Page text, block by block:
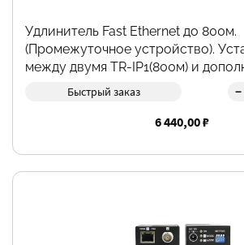
Удлинитель Fast Ethernet до 800м.
(Промежуточное устройство).
между двумя TR-IP1(800м) и
Быстрый заказ -
6 440,00 ₽